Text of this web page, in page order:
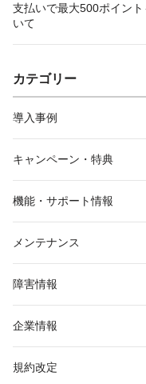
支払いで最大500ポイン
いて
カテゴリー
導入事例
キャンペーン・特典
機能・サポート情報
メンテナンス
障害情報
企業情報
規約改定